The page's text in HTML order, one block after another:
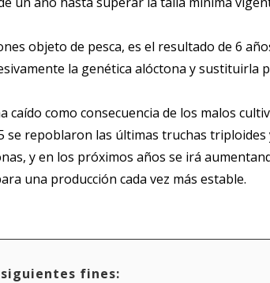
objeto de pesca, es el resultado de 6
la genética alóctona y sustituirla
como consecuencia de los malos
repoblaron las últimas truchas
y en los próximos años se irá
una producción cada vez más estable.
fines: